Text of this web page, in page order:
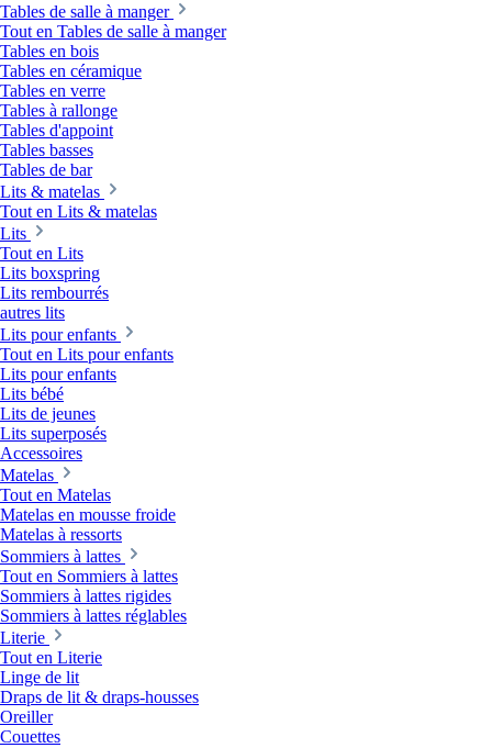
Tables de salle à manger
Tout en Tables de salle à manger
Tables en bois
Tables en céramique
Tables en verre
Tables à rallonge
Tables d'appoint
Tables basses
Tables de bar
Lits & matelas
Tout en Lits & matelas
Lits
Tout en Lits
Lits boxspring
Lits rembourrés
autres lits
Lits pour enfants
Tout en Lits pour enfants
Lits pour enfants
Lits bébé
Lits de jeunes
Lits superposés
Accessoires
Matelas
Tout en Matelas
Matelas en mousse froide
Matelas à ressorts
Sommiers à lattes
Tout en Sommiers à lattes
Sommiers à lattes rigides
Sommiers à lattes réglables
Literie
Tout en Literie
Linge de lit
Draps de lit & draps-housses
Oreiller
Couettes